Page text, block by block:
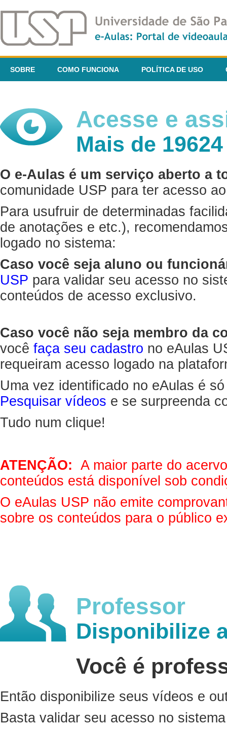
SOBRE COMO FUNCIONA POLÍTICA DE USO
Acesse e
Mais de
O e-Aulas é um serviço aberto a
comunidade USP para ter acesso
Para usufruir de determinadas
de anotações e etc.),
logado no sistema:
Caso você seja aluno ou
USP para validar seu acesso no
conteúdos de acesso exclusivo.
Caso você não seja membro da
você faça seu cadastro no eAulas
requeiram acesso logado na
Uma vez identificado no eAulas é
Pesquisar vídeos e se surpreenda
Tudo num clique!
ATENÇÃO: A maior parte do
conteúdos está disponível sob
O eAulas USP não emite
sobre os conteúdos para o público
Professor
Disponibilize
Você é
Então disponibilize seus vídeos e
Basta validar seu acesso no